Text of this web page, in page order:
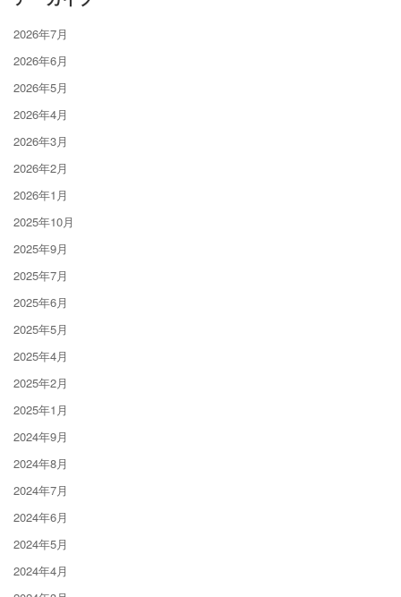
2026年7月
2026年6月
2026年5月
2026年4月
2026年3月
2026年2月
2026年1月
2025年10月
2025年9月
2025年7月
2025年6月
2025年5月
2025年4月
2025年2月
2025年1月
2024年9月
2024年8月
2024年7月
2024年6月
2024年5月
2024年4月